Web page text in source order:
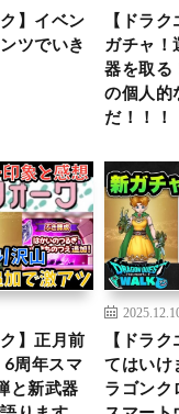
】イベン
ツでいき
【ドラ
ガチャ！
器を取る
の個人的
だ！！！
】正月前
周年スマ
と新武器
【ドラ
てはいけ
ラゴンク